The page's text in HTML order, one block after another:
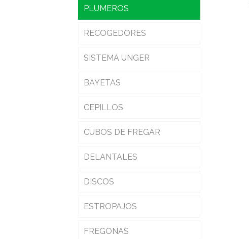
PLUMEROS
RECOGEDORES
SISTEMA UNGER
BAYETAS
CEPILLOS
CUBOS DE FREGAR
DELANTALES
DISCOS
ESTROPAJOS
FREGONAS